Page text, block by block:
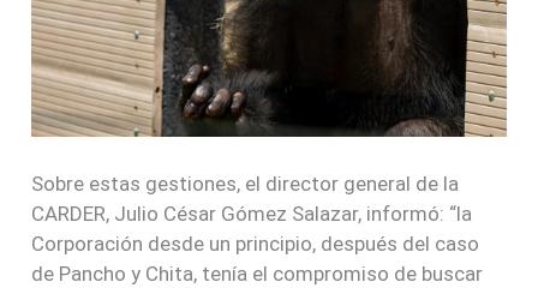
Sobre estas gestiones, el director general de la
CARDER, Julio César Gómez Salazar, informó: “la
Corporación desde un principio, después del caso
de Pancho y Chita, tenía el compromiso de buscar